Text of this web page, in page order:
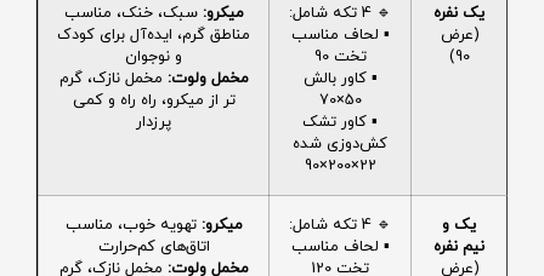
یک نفره
(عرض
90)
🔹 4 تکه شامل:
▪️ لحاف مناسب
تخت 90
▪️ کاور بالش
50×70
▪️ کاور تشک
کش‌دوزی شده
22×200×90
میکرو: سبک، خنک، مناسب
مناطق گرم، ایده‌آل برای کودک
و نوجوان
مخمل ولوت: مخمل نازک، گرم
تر از میکرو، راه راه و کمی
پرزدار
یک و
نیم نفره
(عرض
🔹 4 تکه شامل:
▪️ لحاف مناسب
تخت 120
میکرو: تهویه خوب، مناسب
اتاق‌های کم‌حرارت
مخمل ولوت: مخمل نازک، گرم